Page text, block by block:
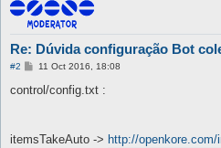
Re: Dúvida configuração Bot
#2
P
s
11 Oct 2016, 18:08
control/config.txt :
itemsTakeAuto -> http://